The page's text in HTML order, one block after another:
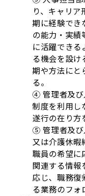
り、キャリ
期に経験でき
の能力・実績
に活躍でき
る機会を設け
期や方法にと
る。
④ 管理者及び
制度を利用し
遂行の在り方
⑤ 管理者及び
又は介護休暇
職員の希望に
関連する情報
応じ、職務復
る業務のフォ